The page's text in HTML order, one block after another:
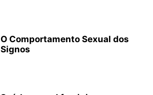
O Comportamento Sexual dos
Signos